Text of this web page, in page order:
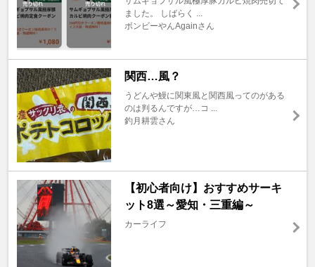
ました。 しばらく ...
ボンビーやんAgainさん
関西…風？
うどんや鰻に関東風と関西風ってのがある
のは判るんですが…コ ...
釣月耕雲さん
【初心者向け】おすすめサーキ
ット8選～愛知・三重編～
カーライフ